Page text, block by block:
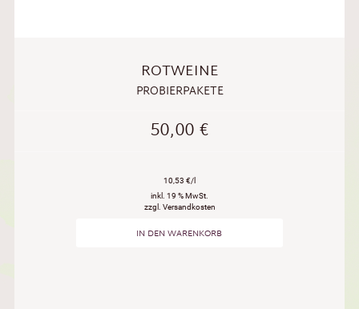
ROTWEINE
PROBIERPAKETE
50,00€
10,53 €/l
inkl. 19 % MwSt.
zzgl. Versandkosten
IN DEN WARENKORB